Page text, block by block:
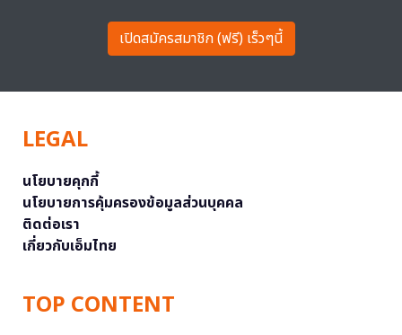
เปิดสมัครสมาชิก (ฟรี) เร็วๆนี้
LEGAL
นโยบายคุกกี้
นโยบายการคุ้มครองข้อมูลส่วนบุคคล
ติดต่อเรา
เกี่ยวกับเอ็มไทย
TOP CONTENT